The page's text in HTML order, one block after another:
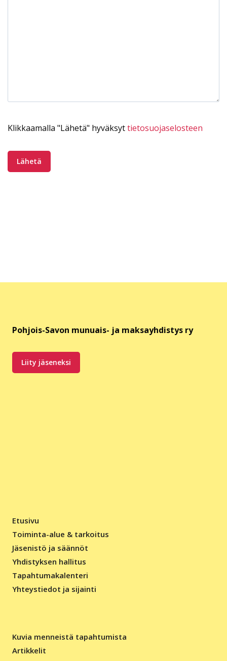
Klikkaamalla "Lähetä" hyväksyttietosuojaselosteen
Pohjois-Savon munuais- ja maksayhdistys ry
Liity jäseneksi
Etusivu
Toiminta-alue & tarkoitus
Jäsenistö ja säännöt
Yhdistyksen hallitus
Tapahtumakalenteri
Yhteystiedot ja sijainti
Kuvia menneistä tapahtumista
Artikkelit